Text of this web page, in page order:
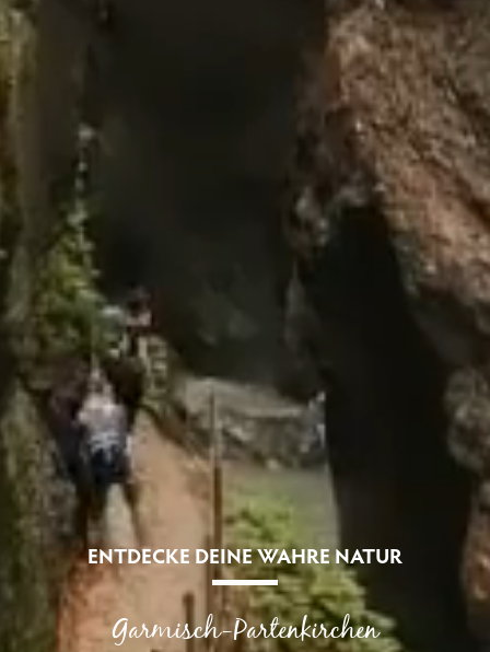
ENTDECKE DEINE WAHRE NATUR
Garmisch-Partenkirchen